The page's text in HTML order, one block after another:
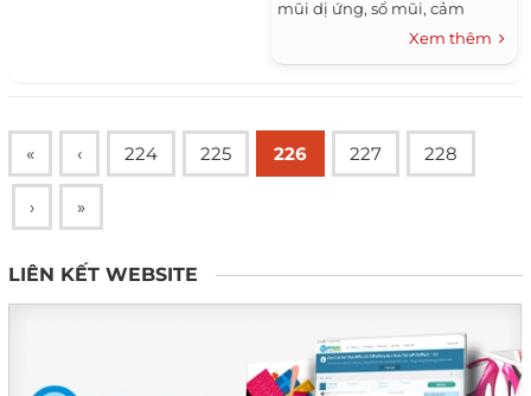
mũi dị ứng, sổ mũi, cảm
Xem thêm
« ‹ 224 225 226 227 228
› »
LIÊN KẾT WEBSITE